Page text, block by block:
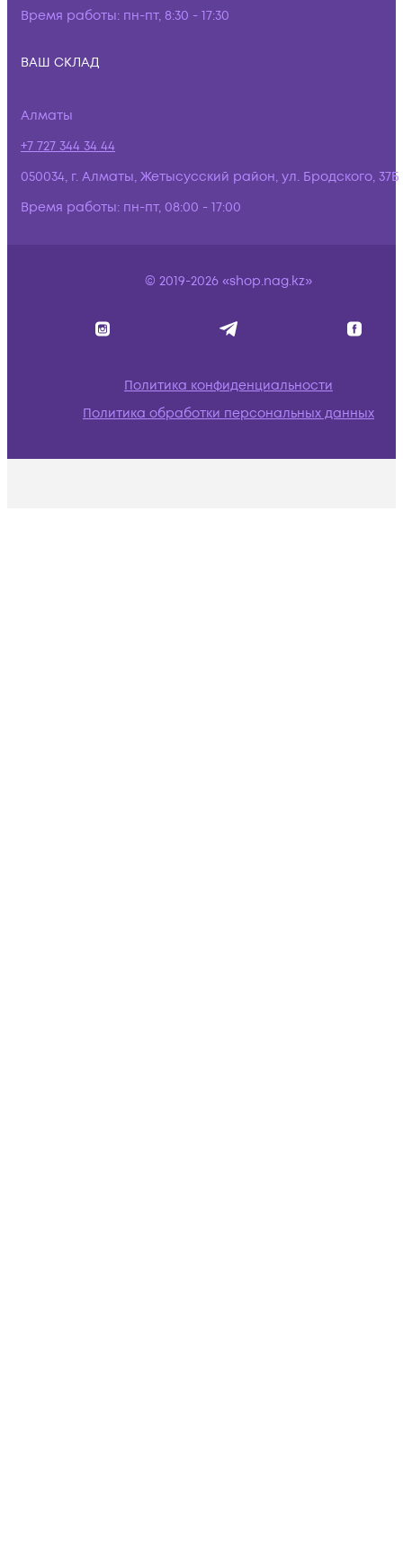
Время работы: пн-пт, 8:30 - 17:30
ВАШ СКЛАД
Алматы
+7 727 344 34 44
050034, г. Алматы, Жетысусский район, ул. Бродского, 37Б
Время работы: пн-пт, 08:00 - 17:00
© 2019-2026 «shop.nag.kz»
Политика конфиденциальности
Политика обработки персональных данных